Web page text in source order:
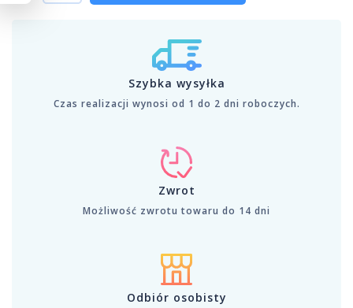
Szybka wysyłka
Czas realizacji wynosi od 1 do 2 dni roboczych.
Zwrot
Możliwość zwrotu towaru do 14 dni
Odbiór osobisty